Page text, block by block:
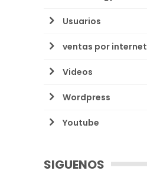
Usuarios
ventas por internet
Videos
Wordpress
Youtube
SIGUENOS